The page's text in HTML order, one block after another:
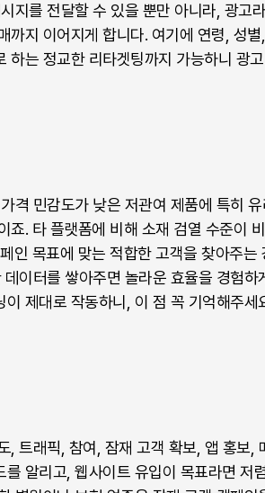
지를 전달할 수 있을 뿐만 아니라, 광고
까지 이어지게 합니다. 여기에 연령, 성
하는 정교한 리타겟팅까지 가능하니 광
격 민감도가 낮은 저관여 제품에 특히
죠. 타 플랫폼에 비해 소재 검열 수준이
인 목표에 맞는 적합한 고객을 찾아주
이터를 쌓아주면 놀라운 효율을 경험
이 제대로 작동하니, 이 점 꼭 기억해주세
, 트래픽, 참여, 잠재 고객 확보, 앱 홍보
를 알리고, 웹사이트 유입이 목표라면 저